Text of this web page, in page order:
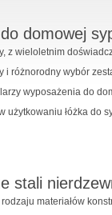
domowej
z wieloletnim
i różnorodny wybór
wyposażenia do
użytkowaniu łóżka do
stali
materiałów